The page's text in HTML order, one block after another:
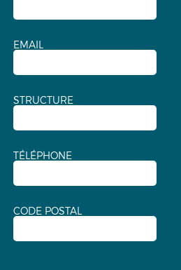
EMAIL
STRUCTURE
TÉLÉPHONE
CODE POSTAL